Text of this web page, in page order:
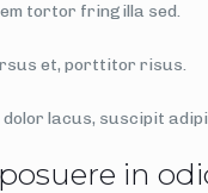
tortor fringilla sed.
et, porttitor risus.
dolor lacus, suscipit
in